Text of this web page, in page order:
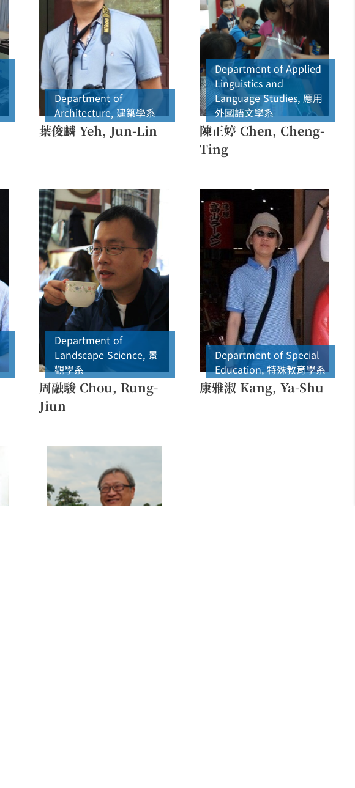
Department of
Architecture,建築學系
葉俊麟 Yeh, Jun-Lin
Department of Applied
Linguistics and
Language Studies, 應用
外國語文學系
陳正婷 Chen, Cheng-
Ting
Department of
Landscape Science, 景
觀學系
周融駿 Chou, Rung-
Jiun
Department of Special
Education,特殊教育學系
康雅淑 Kang, Ya-Shu